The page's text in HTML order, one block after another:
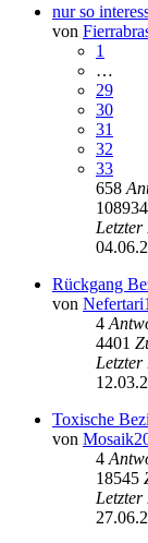
nur so
von
1
…
29
30
31
32
33
658
Rückgang
von
4
4401
Toxische
von
4
18545